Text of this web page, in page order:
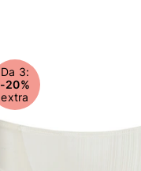
Da 3:
-20%
extra